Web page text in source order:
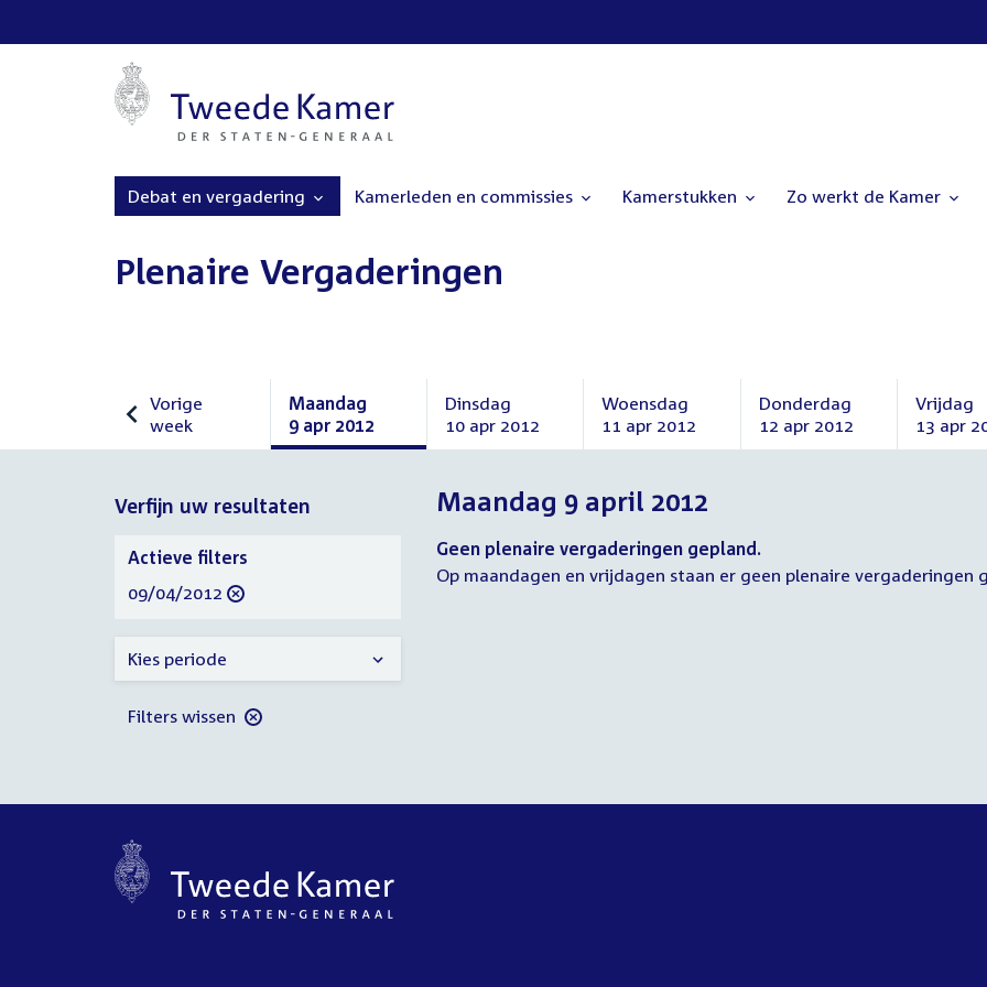
Debat en vergadering Kamerleden en commissies Kamerstukken Zo werkt de Kamer
Plenaire Vergaderingen
Vorige
week
Vorige
Maandag
9 apr 2012
Maandag
2012
Dinsdag
10 apr 2012
Dinsdag
april
2012
Woensdag
11 apr 2012
Woensdag
april
2012
Donderdag
12 apr 2012
Donderdag
Vrijdag
13 apr
Vrijdag
Maandag 9 april 2012
Verfijn uw resultaten
Geen plenaire vergaderingen gepland.
Op maandagen en vrijdagen staan er geen plenaire vergaderingen
Verfijn
uw
resultaten
Actieve filters
verwijder
09/04/2012
Kies periode
Filters wissen